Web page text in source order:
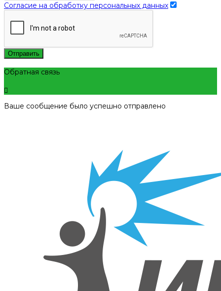
Согласие на обработку персональных данных
Отправить
Обратная связь
Ваше сообщение было успешно отправлено